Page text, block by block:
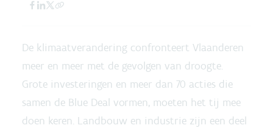
De klimaatverandering confronteert Vlaanderen
meer en meer met de gevolgen van droogte.
Grote investeringen en meer dan 70 acties die
samen de Blue Deal vormen, moeten het tij mee
doen keren. Landbouw en industrie zijn een deel